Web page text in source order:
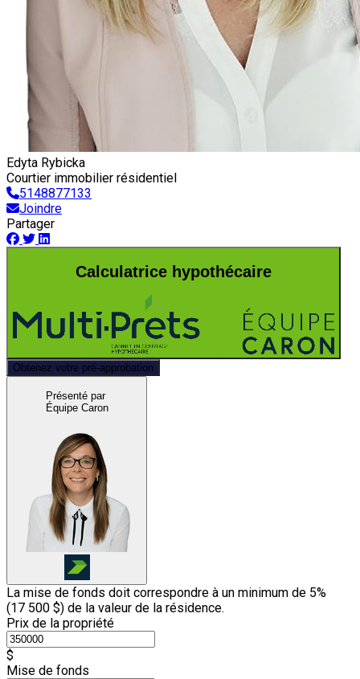
Edyta Rybicka
Courtier immobilier résidentiel
5148877133
Joindre
Partager
Calculatrice hypothécaire
Obtenez votre pré-approbation
Présenté par
Équipe Caron
La mise de fonds doit correspondre à un minimum de 5%
(17 500 $) de la valeur de la résidence.
Prix de la propriété
$
Mise de fonds